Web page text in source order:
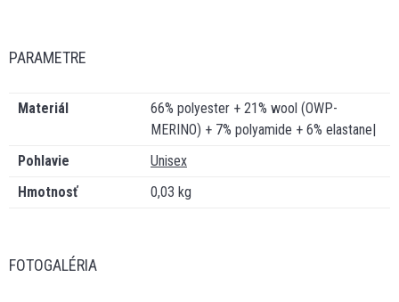
PARAMETRE
Materiál
66% polyester + 21% wool (OWP-
MERINO) + 7% polyamide + 6% elastane|
Pohlavie
Unisex
Hmotnosť
0,03 kg
FOTOGALÉRIA